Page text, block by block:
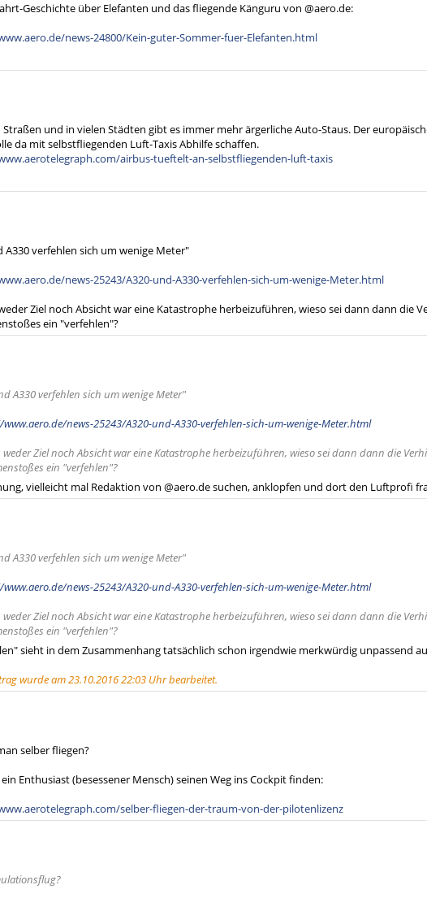
Geschichte über Elefanten und das fliegende Känguru von @aero.de:
news-24800/Kein-guter-Sommer-fuer-Elefanten.html
Straßen und in vielen Städten gibt es immer mehr ärgerliche Auto-Staus. Der
da mit selbstfliegenden Luft-Taxis Abhilfe schaffen.
airbus-tueftelt-an-selbstfliegenden-luft-taxis
A330 verfehlen sich um wenige Meter"
news-25243/A320-und-A330-verfehlen-sich-um-wenige-Meter.html
Ziel noch Absicht war eine Katastrophe herbeizuführen, wieso sei dann dann die
ein "verfehlen"?
A330 verfehlen sich um wenige Meter"
news-25243/A320-und-A330-verfehlen-sich-um-wenige-Meter.html
weder Ziel noch Absicht war eine Katastrophe herbeizuführen, wieso sei dann dann die
ein "verfehlen"?
vielleicht mal Redaktion von @aero.de suchen, anklopfen und dort den Luftprofi
A330 verfehlen sich um wenige Meter"
news-25243/A320-und-A330-verfehlen-sich-um-wenige-Meter.html
weder Ziel noch Absicht war eine Katastrophe herbeizuführen, wieso sei dann dann die
ein "verfehlen"?
sieht in dem Zusammenhang tatsächlich schon irgendwie merkwürdig unpassend
wurde am 23.10.2016 22:03 Uhr bearbeitet.
selber fliegen?
Enthusiast (besessener Mensch) seinen Weg ins Cockpit finden:
selber-fliegen-der-traum-von-der-pilotenlizenz